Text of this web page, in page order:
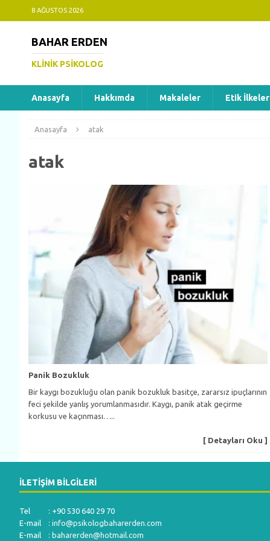
8 AĞUSTOS 2026
BAHAR ERDEN
KLINIK PSIKOLOG
Anasayfa Hakkımda Makaleler Etik İlkeler
Anasayfa atak
atak
Panik Bozukluk
Bir kaygı bozukluğu olan panik bozukluk basitçe, zararsız ipuçlarının
feci şekilde yanlış yorumlanmasıdır. Kaygı, panik atak geçirme
korkusu ve kaçınması…..
[ Detayları Oku ]
İLETIŞIM BILGILERI
Tel : +90 530 640 29 70
E-mail : info@psikologbaharerden.com
E-mail : baharerden@hotmail.com